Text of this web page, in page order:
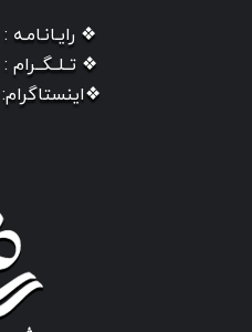
❖ رایـانـامـه :
❖ تــلــگــرام :
❖اینستاگرام: